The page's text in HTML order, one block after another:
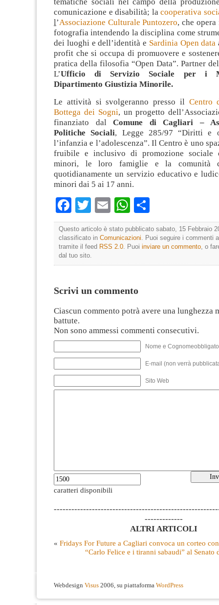
comunicazione e disabilità; la cooperativa
l’Associazione Culturale Puntozero, che
fotografia intendendo la disciplina come
dei luoghi e dell’identità e Sardinia Open data
profit che si occupa di promuovere e
pratica della filosofia “Open Data”. Partner
L’Ufficio di Servizio Sociale per i
Dipartimento Giustizia Minorile.
Le attività si svolgeranno presso il Centro
Bottega dei Sogni, un progetto
finanziato dalComune di Cagliari –
Politiche Sociali, Legge 285/97 “Diritti e
l’infanzia e l’adolescenza”. Il Centro è uno
fruibile e inclusivo di promozione sociale
minori, le loro famiglie e la comunità
quotidianamente un servizio educativo e
minori dai 5 ai 17 anni.
Facebook
TwitterEmailWhatsApp
Questo articolo è stato pubblicato sabato, 15 Febbraio
classificato in Comunicazioni. Puoi seguire i commenti
tramite il feed RSS 2.0. Puoi inviare un commento, o
dal tuo sito.
Scrivi un commento
Ciascun commento potrà avere una lunghezza
battute.
Non sono ammessi commenti consecutivi.
Nome e
E-mail (non verrà
Sito Web
caratteri disponibili
-------------
ALTRI ARTICOLI
« Fridays For Future a Cagliari convoca un corteo
“Carlo Felice e i tiranni sabaudi” al Senato
Webdesign Visus 2006, su piattaforma WordPress